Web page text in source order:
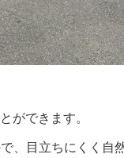
ができます。
、目立ちにくく自